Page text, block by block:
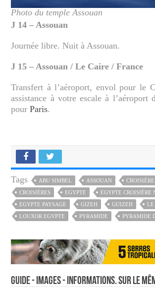
Photo du temple Assouan
J 14 – Assouan
Journée libre. Nuit à Assouan.
J 15 – Assouan / Le Caire / France
Transfert à l’aéroport, envol pour le
assistance à votre escale à l’aéroport
pourParis.
Tags ABU SIMBEL ASSOUAN
CROISIÈRES
EGYPTE
EGYPTE CROISIÈRE
EGYPTE PAYSAGE
GIZEH GUIZEH LE
LOUXOR EGYPTE
PYRAMIDE PYRAMIDE
Guide - Images - Informations. Sur le